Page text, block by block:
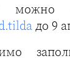
можно
до 9